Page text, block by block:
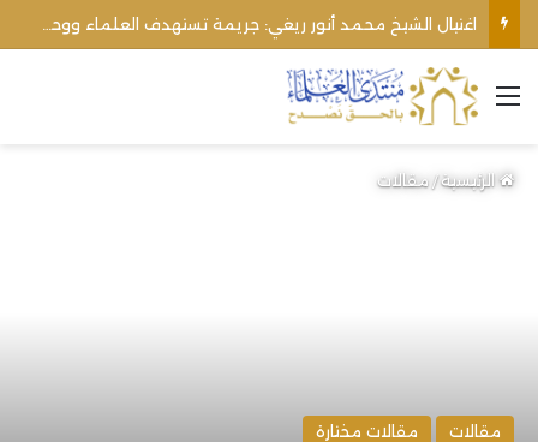
القائمة
الرئيسية/مقالات
مقالات مقالات مختارة